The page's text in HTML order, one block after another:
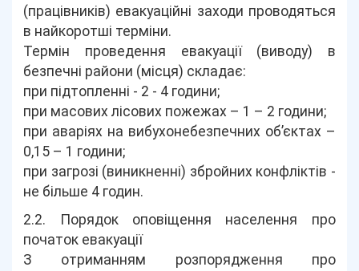
(працівників) евакуаційні заходи проводяться
в найкоротші терміни.
Термін проведення евакуації (виводу) в
безпечні райони (місця) складає:
при підтопленні - 2 - 4 години;
при масових лісових пожежах – 1 – 2 години;
при аваріях на вибухонебезпечних об’єктах –
0,15 – 1 години;
при загрозі (виникненні) збройних конфліктів -
не більше 4 годин.
2.2. Порядок оповіщення населення про
початок евакуації
З отриманням розпорядження про